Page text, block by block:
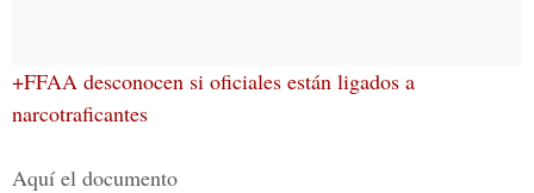
+FFAA desconocen si oficiales están ligados a
narcotraficantes
Aquí el documento